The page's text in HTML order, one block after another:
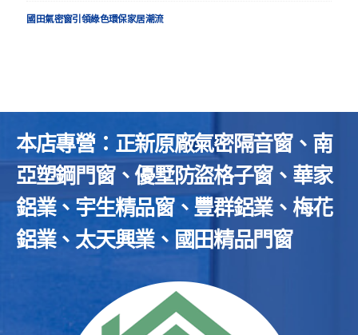
國田氣密窗引領綠色環保家居潮流
本店專營：正新原廠氣密隔音窗、南
亞塑鋼門窗、優墅防盜格子窗、華家
鋁業、宇生精品窗、豐群鋁業、梅花
鋁業、太天興業、國田精品門窗